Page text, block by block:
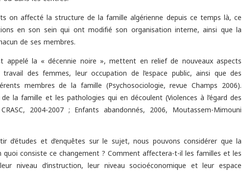
on affecté la structure de la famille algérienne depuis ce temps là, ce
en son sein qui ont modifié son organisation interne, ainsi que la
de ses membres.
appelé la « décennie noire », mettent en relief de nouveaux aspects
des femmes, leur occupation de l’espace public, ainsi que des
membres de la famille (Psychosociologie, revue Champs 2006).
la famille et les pathologies qui en découlent (Violences à l’égard des
2004-2007 ; Enfants abandonnés, 2006, Moutassem-Mimouni
et d’enquêtes sur le sujet, nous pouvons considérer que la
consiste ce changement ? Comment affectera-t-il les familles et les
niveau d’instruction, leur niveau socioéconomique et leur espace